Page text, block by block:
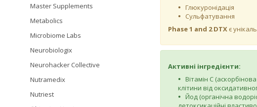
Глюкуронідація
Сульфатування
Phase 1 and 2 DTX є
Активні інгредієнти:
Вітамін С
клітини від
Йод (органічна
Master Supplements
Metabolics
Microbiome Labs
Neurobiologix
Neurohacker Collective
Nutramedix
Nutriest